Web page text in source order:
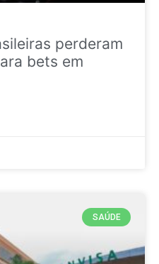
perderam
bets em
SAÚDE